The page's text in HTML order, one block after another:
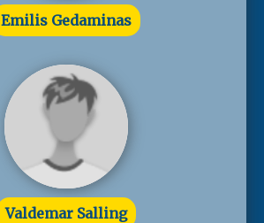
Emilis Gedaminas
Valdemar Salling